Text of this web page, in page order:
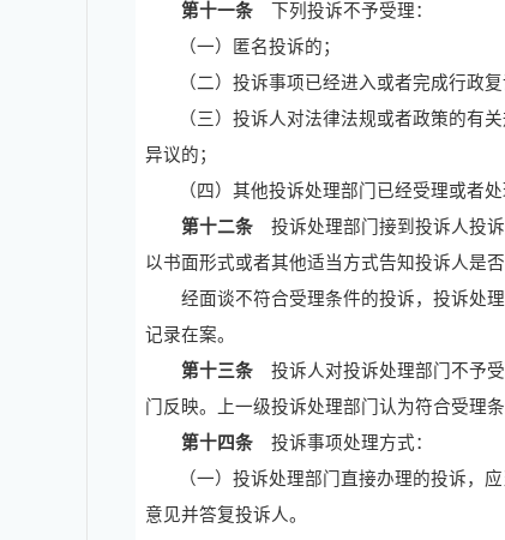
第十一条下列投诉不予受理：
（一）匿名投诉的；
（二）投诉事项已经进入或者完成行政
（三）投诉人对法律法规或者政策的有
异议的；
（四）其他投诉处理部门已经受理或者处
第十二条投诉处理部门接到投诉人投诉
以书面形式或者其他适当方式告知投诉人是
经面谈不符合受理条件的投诉，投诉处理
记录在案。
第十三条投诉人对投诉处理部门不予受
门反映。上一级投诉处理部门认为符合受理
第十四条投诉事项处理方式：
（一）投诉处理部门直接办理的投诉，
意见并答复投诉人。